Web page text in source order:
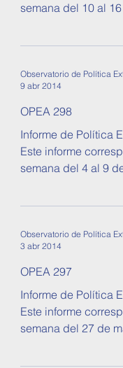
semana del 10 al
Observatorio de Política
9 abr 2014
OPEA 298
Informe de Política
Este informe
semana del 4 al 9
Observatorio de Política
3 abr 2014
OPEA 297
Informe de Política
Este informe
semana del 27 de